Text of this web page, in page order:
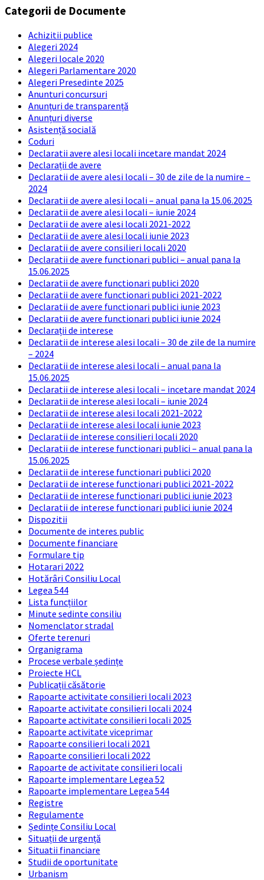
Categorii de Documente
Achizitii publice
Alegeri 2024
Alegeri locale 2020
Alegeri Parlamentare 2020
Alegeri Presedinte 2025
Anunturi concursuri
Anunțuri de transparență
Anunțuri diverse
Asistență socială
Coduri
Declaratii avere alesi locali incetare mandat 2024
Declarații de avere
Declaratii de avere alesi locali – 30 de zile de la numire –
2024
Declaratii de avere alesi locali – anual pana la 15.06.2025
Declaratii de avere alesi locali – iunie 2024
Declaratii de avere alesi locali 2021-2022
Declaratii de avere alesi locali iunie 2023
Declaratii de avere consilieri locali 2020
Declaratii de avere functionari publici – anual pana la
15.06.2025
Declaratii de avere functionari publici 2020
Declaratii de avere functionari publici 2021-2022
Declaratii de avere functionari publici iunie 2023
Declaratii de avere functionari publici iunie 2024
Declarații de interese
Declaratii de interese alesi locali – 30 de zile de la numire
– 2024
Declaratii de interese alesi locali – anual pana la
15.06.2025
Declaratii de interese alesi locali – incetare mandat 2024
Declaratii de interese alesi locali – iunie 2024
Declaratii de interese alesi locali 2021-2022
Declaratii de interese alesi locali iunie 2023
Declaratii de interese consilieri locali 2020
Declaratii de interese functionari publici – anual pana la
15.06.2025
Declaratii de interese functionari publici 2020
Declaratii de interese functionari publici 2021-2022
Declaratii de interese functionari publici iunie 2023
Declaratii de interese functionari publici iunie 2024
Dispozitii
Documente de interes public
Documente financiare
Formulare tip
Hotarari 2022
Hotărâri Consiliu Local
Legea 544
Lista funcțiilor
Minute sedinte consiliu
Nomenclator stradal
Oferte terenuri
Organigrama
Procese verbale ședințe
Proiecte HCL
Publicații căsătorie
Rapoarte activitate consilieri locali 2023
Rapoarte activitate consilieri locali 2024
Rapoarte activitate consilieri locali 2025
Rapoarte activitate viceprimar
Rapoarte consilieri locali 2021
Rapoarte consilieri locali 2022
Rapoarte de activitate consilieri locali
Rapoarte implementare Legea 52
Rapoarte implementare Legea 544
Registre
Regulamente
Ședințe Consiliu Local
Situații de urgență
Situatii financiare
Studii de oportunitate
Urbanism